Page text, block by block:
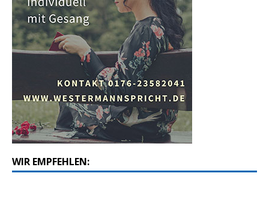
WIR EMPFEHLEN: